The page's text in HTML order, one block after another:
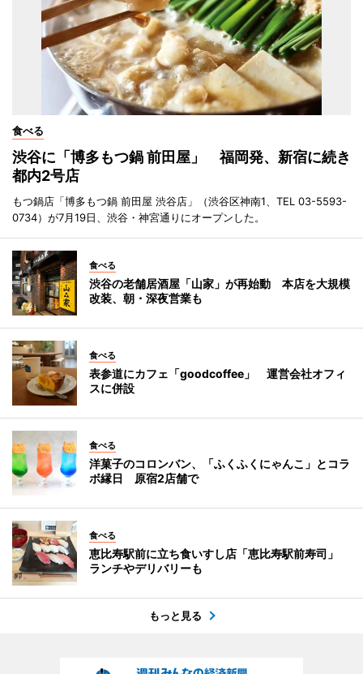
食べる
渋谷に「博多もつ鍋 前田屋」 福岡発、新宿に続き
都内2号店
もつ鍋店「博多もつ鍋 前田屋 渋谷店」（渋谷区神南1、TEL 03-5593-
0734）が7月19日、渋谷・神宮通りにオープンした。
食べる
渋谷の老舗居酒屋「山家」が再始動 本店を大規模
改装、朝・深夜営業も
食べる
表参道にカフェ「goodcoffee」 運営会社オフィ
スに併設
食べる
洋菓子のコロンバン、「ふくふくにゃんこ」とコラ
ボ縁日 原宿2店舗で
食べる
恵比寿駅前に立ち食いすし店「恵比寿駅前寿司」
ランチやデリバリーも
もっと見る